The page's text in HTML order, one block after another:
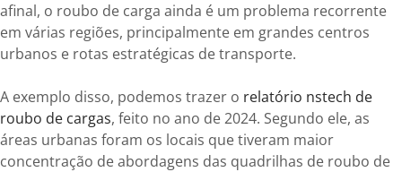
afinal, o roubo de carga ainda é um problema recorrente
em várias regiões, principalmente em grandes centros
urbanos e rotas estratégicas de transporte.
A exemplo disso, podemos trazer o relatório nstech de
roubo de cargas, feito no ano de 2024. Segundo ele, as
áreas urbanas foram os locais que tiveram maior
concentração de abordagens das quadrilhas de roubo de